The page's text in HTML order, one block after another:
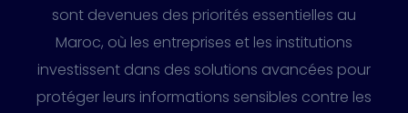
sont devenues des priorités essentielles au
Maroc, où les entreprises et les institutions
investissent dans des solutions avancées pour
protéger leurs informations sensibles contre les